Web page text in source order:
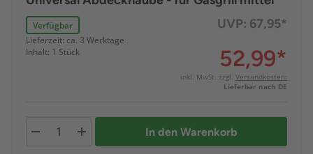
Verfügbar
Lieferzeit: ca. 3 Werktage
Inhalt: 1 Stück
UVP: 67,95*
52,99*
inkl. MwSt. zzgl. Versandkosten:
Lieferbar nach DE
In den Warenkorb